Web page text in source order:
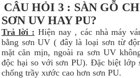
CÂU HỎI 3 : SÀN GỖ
SƠN UV HAY PU?
Trả lời : Hiện nay , các nhà máy
bằng sơn UV ( đây là loại sơn từ
mặt căn mịn, ngoài ra sơn UV
độc hại so với sơn PU). Đặc biệt lớp
chống trầy xước cao hơn sơn PU.